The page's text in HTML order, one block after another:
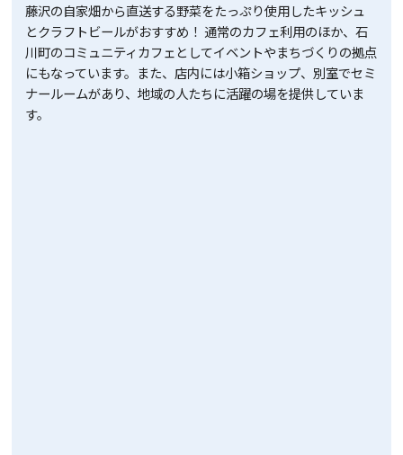
藤沢の自家畑から直送する野菜をたっぷり使用したキッシュ
とクラフトビールがおすすめ！ 通常のカフェ利用のほか、石
川町のコミュニティカフェとしてイベントやまちづくりの拠点
にもなっています。また、店内には小箱ショップ、別室でセミ
ナールームがあり、地域の人たちに活躍の場を提供していま
す。